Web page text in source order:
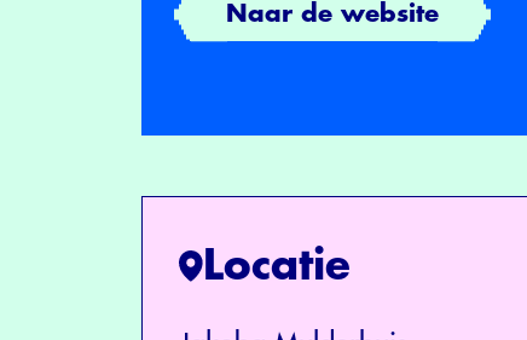
Naar de website
Locatie